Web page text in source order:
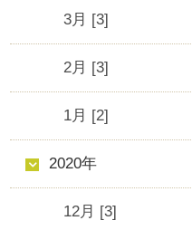
3月 [3]
2月 [3]
1月 [2]
2020年
12月 [3]